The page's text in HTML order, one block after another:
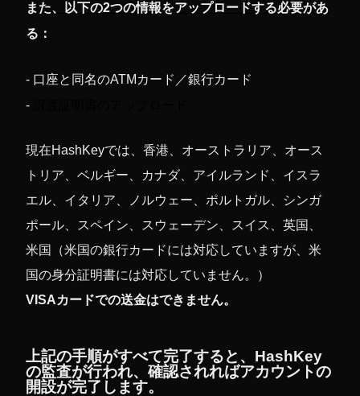
また、以下の2つの情報をアップロードする必要があ
る：
- 口座と同名のATMカード／銀行カード
-
現在HashKeyでは、香港、オーストラリア、オース
トリア、ベルギー、カナダ、アイルランド、イスラ
エル、イタリア、ノルウェー、ポルトガル、シンガ
ポール、スペイン、スウェーデン、スイス、英国、
米国（米国の銀行カードには対応していますが、米
国の身分証明書には対応していません。）
VISAカードでの送金はできません。
上記の手順がすべて完了すると、HashKey
の監査が行われ、確認されればアカウントの
開設が完了します。